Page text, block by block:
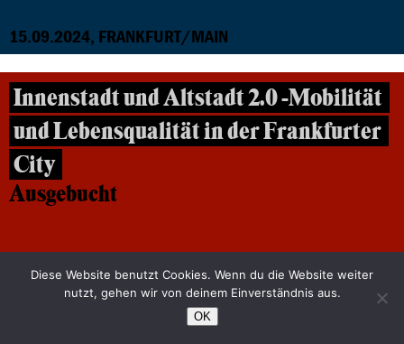
15.09.2024, FRANKFURT/MAIN
Innenstadt und Altstadt 2.0 -Mobilität
und Lebensqualität in der Frankfurter
City
Ausgebucht
Diese Website benutzt Cookies. Wenn du die Website weiter
nutzt, gehen wir von deinem Einverständnis aus.
OK